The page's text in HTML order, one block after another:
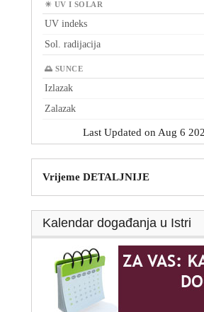
☀ UV I SOLAR
UV indeks
Sol. radijacija
🌅 SUNCE
Izlazak
Zalazak
Last Updated on Aug 6
Vrijeme DETALJNIJE
Kalendar događanja u Istri